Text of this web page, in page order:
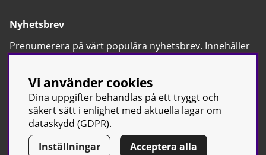
Nyhetsbrev
Prenumerera på vårt populära nyhetsbrev. Innehåller
tips, nyheter och våra allra bästa erbjudanden.
© Sport & Gym Butiken JTC AB | Kontakta oss| All rights reserved
Vi använder cookies
Dina uppgifter behandlas på ett tryggt och
säkert sätt i enlighet med aktuella lagar om
dataskydd (GDPR).
Inställningar
Acceptera alla